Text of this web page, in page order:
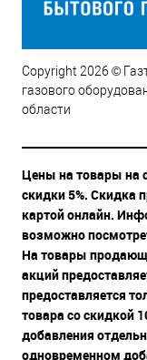
Copyright 2026 ©
газового
области
Цены на товары на
скидки 5%. Скидка
картой онлайн.
возможно
На товары
акций
предоставляется
товара со скидкой
добавления
одновременном